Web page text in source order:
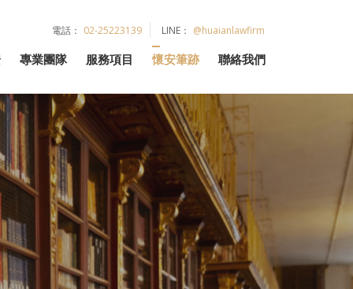
電話： 02-25223139 LINE： @huaianlawfirm
專業團隊 服務項目 懷安筆跡 聯絡我們